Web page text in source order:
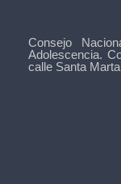
Consejo
Adolescencia.
calle Santa